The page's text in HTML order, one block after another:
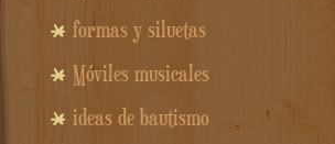
formas y siluetas
Móviles musicales
ideas de bautismo